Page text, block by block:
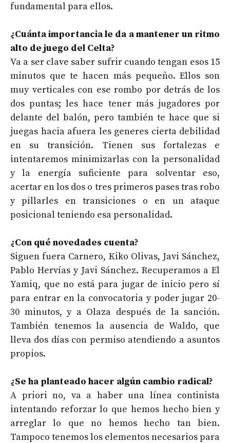
fundamental para ellos.
¿Cuánta importancia le da a mantener un ritmo
alto de juego del Celta?
Va a ser clave saber sufrir cuando tengan esos 15
minutos que te hacen más pequeño. Ellos son
muy verticales con ese rombo por detrás de los
dos puntas; les hace tener más jugadores por
delante del balón, pero también te hace que si
juegas hacia afuera les generes cierta debilidad
en su transición. Tienen sus fortalezas e
intentaremos minimizarlas con la personalidad
y la energía suficiente para solventar eso,
acertar en los dos o tres primeros pases tras robo
y pillarles en transiciones o en un ataque
posicional teniendo esa personalidad.
¿Con qué novedades cuenta?
Siguen fuera Carnero, Kiko Olivas, Javi Sánchez,
Pablo Hervías y Javi Sánchez. Recuperamos a El
Yamiq, que no está para jugar de inicio pero sí
para entrar en la convocatoria y poder jugar 20-
30 minutos, y a Olaza después de la sanción.
También tenemos la ausencia de Waldo, que
lleva dos días con permiso atendiendo a asuntos
propios.
¿Se ha planteado hacer algún cambio radical?
A priori no, va a haber una línea continista
intentando reforzar lo que hemos hecho bien y
arreglar lo que no hemos hecho tan bien.
Tampoco tenemos los elementos necesarios para